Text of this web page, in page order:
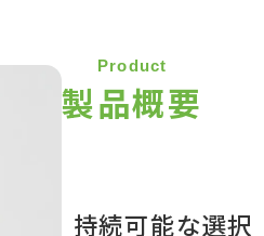
Product
製品概要
持続可能な選択